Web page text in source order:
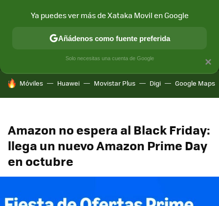
MÓVIL Y SOCIEDAD APLICACIONES
HOY SE HABLA DE
Móviles Huawei Movistar Plus Digi Google Maps
Amazon no espera al Black Friday:
llega un nuevo Amazon Prime Day
en octubre
×
Ya puedes ver más de Xataka Movil en Google
Añádenos como fuente preferida
Solo necesitas una cuenta de Google